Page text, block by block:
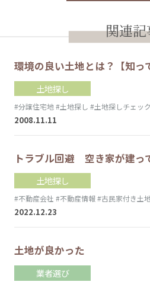
関連
環境の良い土地とは？【知
土地探し
#分譲住宅地#土地探し #土地探しチェッ
2008.11.11
トラブル回避 空き家が建
土地探し
#不動産会社 #不動産情報#古民家付き土
2022.12.23
土地が良かった
業者選び